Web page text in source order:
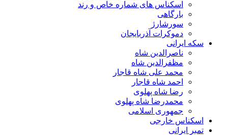
اسکناس های شماره خاص و رند
بارگاهی
سورشارژ
دموکرات آذربایجان
سکه ایرانی
ناصرالدین شاه
مظفرالدین شاه
محمد علی شاه قاجار
احمد شاه قاجار
رضا شاه پهلوی
محمدرضا شاه پهلوی
جمهوری اسلامی
اسکناس خارجی
تمبر ایرانی